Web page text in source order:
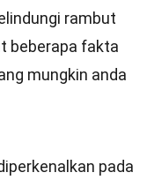
rambut
beberapa fakta
mungkin anda
pada